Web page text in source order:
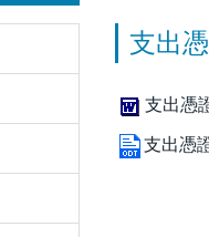
支出
支出憑
支出憑